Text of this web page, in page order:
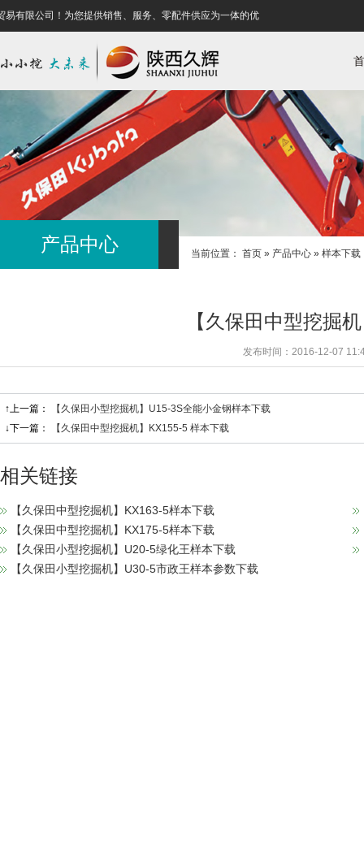
有限公司！为您提供销售、服务、零配件供应为一体的优质的服务！
产品中心 当前位置： 首页 » 产品中心 » 样本下载
【久保田中型挖掘
发布时间：2016-12-07
↑上一篇：
【久保田小型挖掘机】U15-3S全能小金钢样本下载
↓下一篇：
【久保田中型挖掘机】KX155-5 样本下载
相关链接
【久保田中型挖掘机】KX163-5样本下载
【久保田中型挖掘机】KX175-5样本下载
【久保田小型挖掘机】U20-5绿化王样本下载
【久保田小型挖掘机】U30-5市政王样本参数下载